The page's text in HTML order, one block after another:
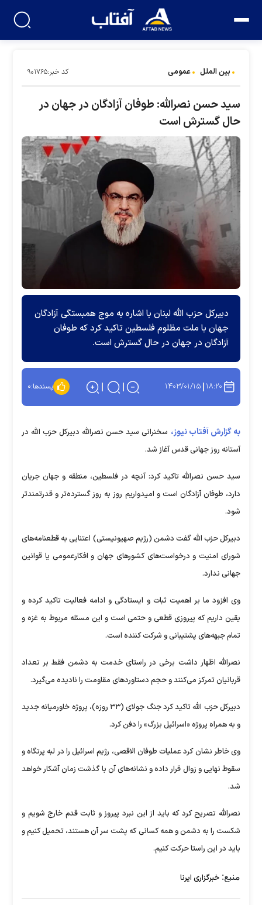
بین الملل عمومی کد خبر:۹۰۱۷۶۵
سید حسن نصرالله: طوفان آزادگان در جهان در
حال گسترش است
دبیرکل حزب الله لبنان با اشاره به موج همبستگی آزادگان
جهان با ملت مظلوم فلسطین تاکید کرد که طوفان
آزادگان در جهان در حال گسترش است.
۱۸:۲۰ ۱۴۰۳/۰۱/۱۵ پسندها:۰
به گزارش آفتاب نیوز، سخنرانی سید حسن نصرالله دبیرکل حزب الله در
آستانه روز جهانی قدس آغاز شد.
سید حسن نصرالله تاکید کرد: آنچه در فلسطین، منطقه و جهان جریان
دارد، طوفان آزادگان است و امیدواریم روز به روز گسترده‌تر و قدرتمندتر
شود.
دبیرکل حزب الله گفت دشمن (رژیم صهیونیستی) اعتنایی به قطعنامه‌های
شورای امنیت و درخواست‌های کشور‌های جهان و افکارعمومی یا قوانین
جهانی ندارد.
وی افزود ما بر اهمیت ثبات و ایستادگی و ادامه فعالیت تاکید کرده و
یقین داریم که پیروزی قطعی و حتمی است و این مسئله مربوط به غزه و
تمام جبهه‌های پشتیبانی و شرکت کننده است.
نصرالله اظهار داشت برخی در راستای خدمت به دشمن فقط بر تعداد
قربانیان تمرکز می‌کنند و حجم دستاورد‌های مقاومت را نادیده می‌گیرد.
دبیرکل حزب الله تاکید کرد جنگ جولای (۳۳ روزه)، پروژه خاورمیانه جدید
و به همراه پروژه «اسرائیل بزرگ» را دفن کرد.
وی خاطر نشان کرد عملیات طوفان الاقصی، رژیم اسرائیل را در لبه پرتگاه و
سقوط نهایی و زوال قرار داده و نشانه‌های آن با گذشت زمان آشکار خواهد
شد.
نصرالله تصریح کرد که باید از این نبرد پیروز و ثابت قدم خارج شویم و
شکست را به دشمن و همه کسانی که پشت سر آن هستند، تحمیل کنیم و
باید در این راستا حرکت کنیم.
منبع: خبرگزاری ایرنا